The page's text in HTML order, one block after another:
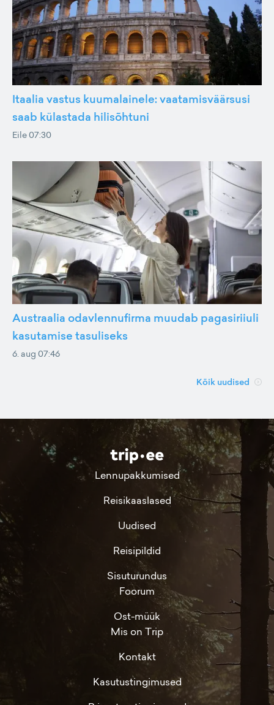
Itaalia vastus kuumalainele: vaatamisväärsusi
saab külastada hilisõhtuni
Eile 07:30
Austraalia odavlennufirma muudab pagasiriiuli
kasutamise tasuliseks
6. aug 07:46
Kõik uudised
Lennupakkumised
Reisikaaslased
Uudised
Reisipildid
Sisuturundus
Foorum
Ost-müük
Mis on Trip
Kontakt
Kasutustingimused